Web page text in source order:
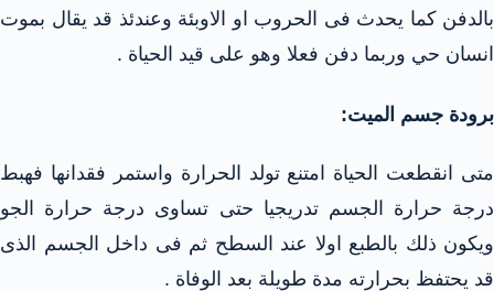
بالدفن كما يحدث فى الحروب او الاوبئة وعندئذ قد يقال بموت
انسان حي وربما دفن فعلا وهو على قيد الحياة .
برودة جسم الميت:
متى انقطعت الحياة امتنع تولد الحرارة واستمر فقدانها فهبط
درجة حرارة الجسم تدريجيا حتى تساوى درجة حرارة الجو
ويكون ذلك بالطبع اولا عند السطح ثم فى داخل الجسم الذى
قد يحتفظ بحرارته مدة طويلة بعد الوفاة .